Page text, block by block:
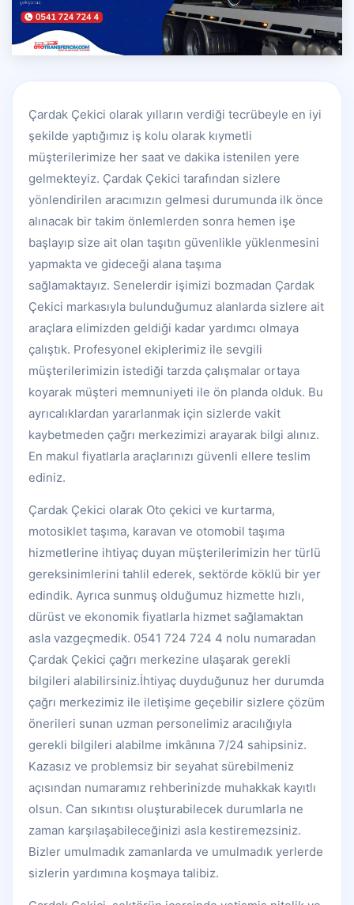
Çardak Çekici olarak yılların verdiği tecrübeyle en iyi
şekilde yaptığımız iş kolu olarak kıymetli
müşterilerimize her saat ve dakika istenilen yere
gelmekteyiz. Çardak Çekici tarafından sizlere
yönlendirilen aracımızın gelmesi durumunda ilk önce
alınacak bir takim önlemlerden sonra hemen işe
başlayıp size ait olan taşıtın güvenlikle yüklenmesini
yapmakta ve gideceği alana taşıma
sağlamaktayız. Senelerdir işimizi bozmadan Çardak
Çekici markasıyla bulunduğumuz alanlarda sizlere ait
araçlara elimizden geldiği kadar yardımcı olmaya
çalıştık. Profesyonel ekiplerimiz ile sevgili
müşterilerimizin istediği tarzda çalışmalar ortaya
koyarak müşteri memnuniyeti ile ön planda olduk. Bu
ayrıcalıklardan yararlanmak için sizlerde vakit
kaybetmeden çağrı merkezimizi arayarak bilgi alınız.
En makul fiyatlarla araçlarınızı güvenli ellere teslim
ediniz.
Çardak Çekici olarak Oto çekici ve kurtarma,
motosiklet taşıma, karavan ve otomobil taşıma
hizmetlerine ihtiyaç duyan müşterilerimizin her türlü
gereksinimlerini tahlil ederek, sektörde köklü bir yer
edindik. Ayrıca sunmuş olduğumuz hizmette hızlı,
dürüst ve ekonomik fiyatlarla hizmet sağlamaktan
asla vazgeçmedik. 0541 724 724 4 nolu numaradan
Çardak Çekici çağrı merkezine ulaşarak gerekli
bilgileri alabilirsiniz.İhtiyaç duyduğunuz her durumda
çağrı merkezimiz ile iletişime geçebilir sizlere çözüm
önerileri sunan uzman personelimiz aracılığıyla
gerekli bilgileri alabilme imkânına 7/24 sahipsiniz.
Kazasız ve problemsiz bir seyahat sürebilmeniz
açısından numaramız rehberinizde muhakkak kayıtlı
olsun. Can sıkıntısı oluşturabilecek durumlarla ne
zaman karşılaşabileceğinizi asla kestiremezsiniz.
Bizler umulmadık zamanlarda ve umulmadık yerlerde
sizlerin yardımına koşmaya talibiz.